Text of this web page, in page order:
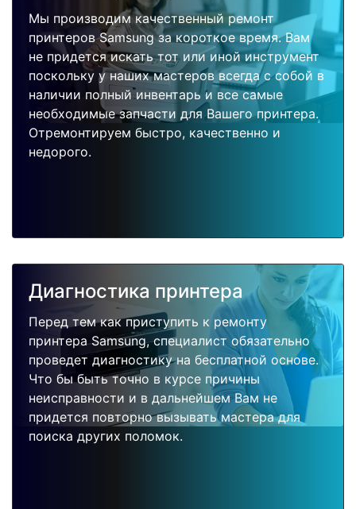
Мы производим качественный ремонт
принтеров Samsung за короткое время. Вам
не придется искать тот или иной инструмент
поскольку у наших мастеров всегда с собой в
наличии полный инвентарь и все самые
необходимые запчасти для Вашего принтера.
Отремонтируем быстро, качественно и
недорого.
Диагностика принтера
Перед тем как приступить к ремонту
принтера Samsung, специалист обязательно
проведет диагностику на бесплатной основе.
Что бы быть точно в курсе причины
неисправности и в дальнейшем Вам не
придется повторно вызывать мастера для
поиска других поломок.